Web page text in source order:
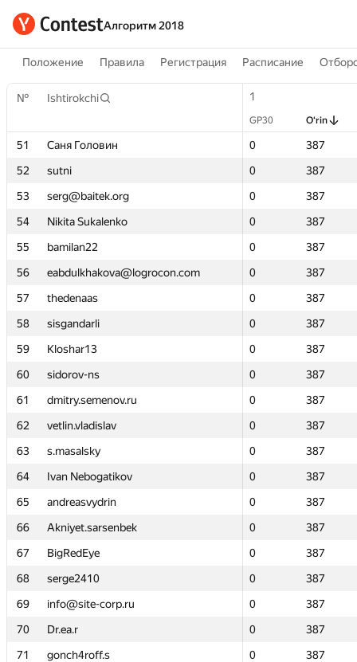
Алгоритм 2018
Положение Правила Регистрация Расписание
№ Ishtirokchi 1
GP30 O‘rin
51 Саня Головин 0
387
52
sutni 0
387
53
serg@baitek.org 0
387
54
Nikita Sukalenko 0
387
55
bamilan22 0
387
56
eabdulkhakova@logrocon.com 0
387
57
thedenaas 0
387
58
sisgandarli 0
387
59
Kloshar13 0
387
60
sidorov-ns 0
387
61
dmitry.semenov.ru 0
387
62
vetlin.vladislav 0
387
63
s.masalsky 0
387
64
Ivan Nebogatikov 0
387
65
andreasvydrin 0
387
66
Akniyet.sarsenbek 0
387
67
BigRedEye 0
387
68
serge2410 0
387
69
info@site-corp.ru 0
387
70
Dr.ea.r 0
387
71
gonch4roff.s 0
387
№ Ishtirokchi 1
GP30 O‘rin
51 Саня Головин 0
387
52
sutni 0
387
53
serg@baitek.org 0
387
54
Nikita Sukalenko 0
387
55
bamilan22 0
387
56
eabdulkhakova@logrocon.com 0
387
57
thedenaas 0
387
58
sisgandarli 0
387
59
Kloshar13 0
387
60
sidorov-ns 0
387
61
dmitry.semenov.ru 0
387
62
vetlin.vladislav 0
387
63
s.masalsky 0
387
64
Ivan Nebogatikov 0
387
65
andreasvydrin 0
387
66
Akniyet.sarsenbek 0
387
67
BigRedEye 0
387
68
serge2410 0
387
69
info@site-corp.ru 0
387
70
Dr.ea.r 0
387
71
gonch4roff.s 0
387